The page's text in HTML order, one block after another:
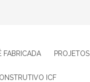
FABRICADA PROJETOS
ICF